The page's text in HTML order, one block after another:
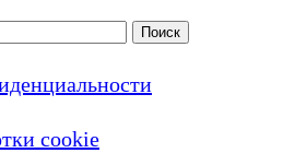
cookie